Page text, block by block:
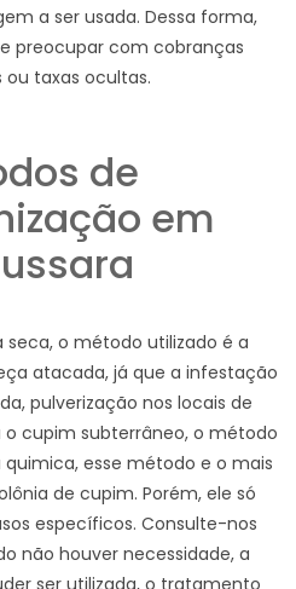
a ser usada. Dessa forma,
preocupar com cobranças
ou taxas ocultas.
de
em
seca, o método utilizado é a
atacada, já que a infestação
pulverização nos locais de
cupim subterrâneo, o método
esse método e o mais
de cupim. Porém, ele só
específicos. Consulte-nos
não houver necessidade, a
ser utilizada, o tratamento